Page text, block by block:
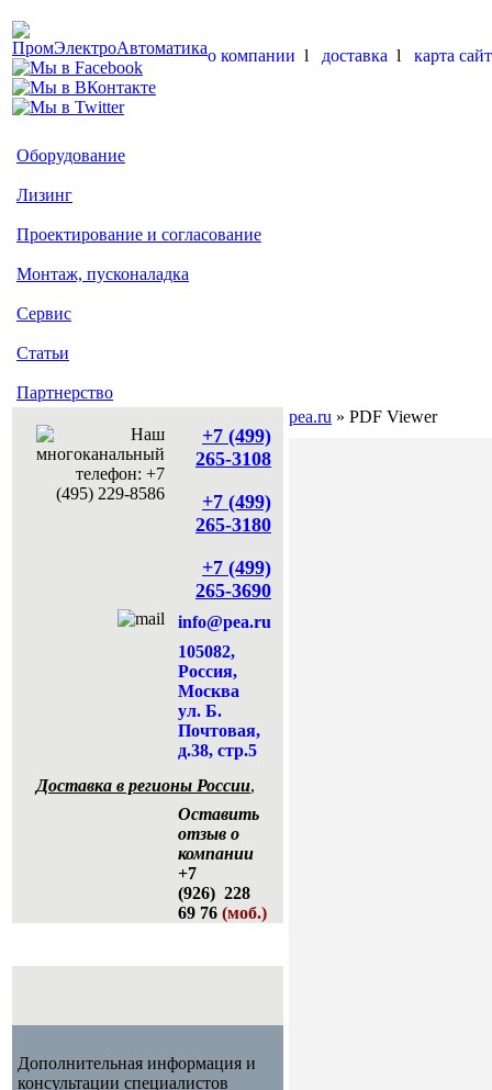
о компании l доставка l карта
Оборудование
Лизинг
Проектирование и согласование
Монтаж, пусконаладка
Сервис
Статьи
Партнерство
+7 (499)
265-3108
+7 (499)
265-3180
+7 (499)
265-3690
info@pea.ru
105082,
Россия,
Москва
ул. Б.
Почтовая,
д.38, стр.5
Доставка в регионы России,
Оставить
отзыв о
компании
+7
(926) 228
69 76 (моб.)
Дополнительная информация и
консультации специалистов
pea.ru » PDF Viewer